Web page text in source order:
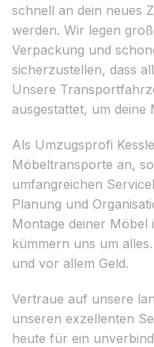
schnell an dein neues
werden. Wir legen
Verpackung und
sicherzustellen, dass
Unsere
ausgestattet, um
Als Umzugsprofi
Möbeltransporte an,
umfangreichen
Planung und
Montage deiner Möbel
kümmern uns um
und vor allem Geld.
Vertraue auf unsere
unseren exzellenten
heute für ein